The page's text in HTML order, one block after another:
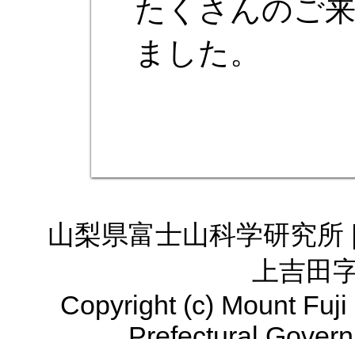
たくさんのご
ました。
山梨県富士山科学研究
上吉田
Copyright (c) Mount